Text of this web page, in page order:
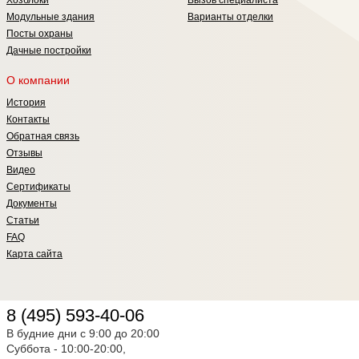
2,0х2,0 (отд. Вагонка ПВХ) -55 000
руб. Пост -охраны 2,0х2,0 (отд.
МДФ/ПВХ панели) -58 000 руб. Пост
-охраны 2,0х2,0 (отд. ЛДСП) -70 000
фанера OSB) -45 000 руб. Пост
-охраны 2,0х2,0 (отд. сэндвич
панели) -99 000 руб. В базовую
стоимость проекта заложено: Шв
10, уг 7, утепление мин. ватой
фирмы "Кнауф", пол-ДСП16, 1
входная дверь и 1 окно
Модульные здания
Посты охраны
Дачные постройки
Варианты отделки
О компании
История
Контакты
Обратная связь
Отзывы
Видео
Сертификаты
Документы
Статьи
FAQ
Карта сайта
8 (495) 593-40-06
В будние дни с 9:00 до 20:00
Суббота - 10:00-20:00,